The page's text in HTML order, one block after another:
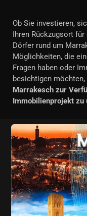
Ob Sie investieren,
Ihren Rückzugsort
Dörfer rund um
Möglichkeiten, die
Fragen haben oder
besichtigen möchten,
Marrakesch zur
Immobilienprojekt zu